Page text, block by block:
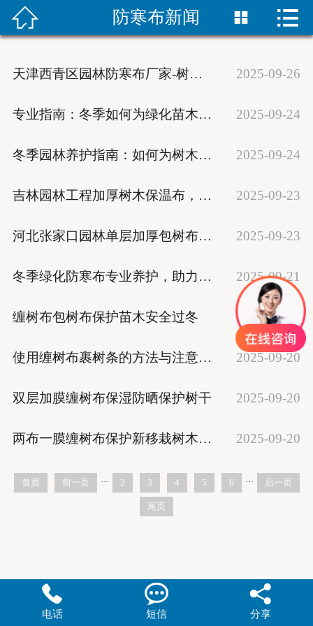
首页
防寒布样品
联系我们
 防寒布新闻  
天津西青区园林防寒布厂家-树木过冬保温材料 2025-09-26
专业指南：冬季如何为绿化苗木选择与搭建防寒布？ 2025-09-24
冬季园林养护指南：如何为树木有效防寒保暖？ 2025-09-24
吉林园林工程加厚树木保温布，防寒保湿宽12厘米 2025-09-23
河北张家口园林单层加厚包树布,防寒保湿不加膜12cm宽 2025-09-23
冬季绿化防寒布专业养护，助力苗木安然过冬 2025-09-21
缠树布包树布保护苗木安全过冬 2025-09-20
使用缠树布裹树条的方法与注意事项 2025-09-20
双层加膜缠树布保湿防晒保护树干 2025-09-20
两布一膜缠树布保护新移栽树木好帮手 2025-09-20
首页 前一页 ··· 2 3 4 5 6 ··· 后一页
尾页

电话

短信

分享